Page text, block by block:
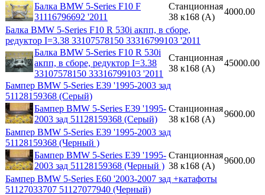
Балка BMW 5-Series F10 F
31116796692 '2011
Станционная
38 к168 (A)
4000.00
Балка BMW 5-Series F10 R 530i акпп, в сборе,
редуктор I=3.38 33107578150 33316799103 '2011
Балка BMW 5-Series F10 R 530i
акпп, в сборе, редуктор I=3.38
33107578150 33316799103 '2011
Станционная
38 к168 (A)
45000.00
Бампер BMW 5-Series E39 '1995-2003 зад
51128159368 (Серый)
Бампер BMW 5-Series E39 '1995-
2003 зад 51128159368 (Серый)
Станционная
38 к168 (A)
9600.00
Бампер BMW 5-Series E39 '1995-2003 зад
51128159368 (Черный )
Бампер BMW 5-Series E39 '1995-
2003 зад 51128159368 (Черный )
Станционная
38 к168 (A)
9600.00
Бампер BMW 5-Series E60 '2003-2007 зад +катафоты
51127033707 51127077940 (Черный)